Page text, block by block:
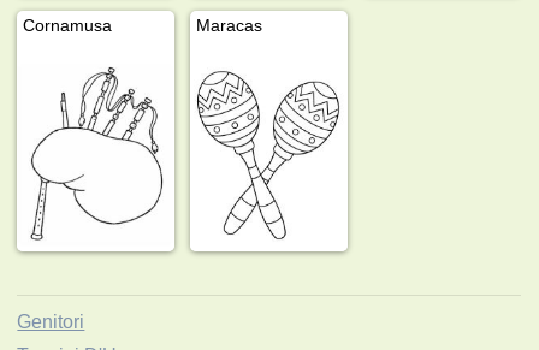
Cornamusa Maracas
Genitori